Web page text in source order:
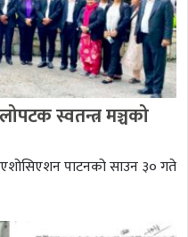
स्वतन्त्र मञ्चको
पाटनको साउन ३० गते